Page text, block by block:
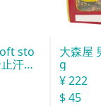
sto
汗石
大森屋
g
¥ 222
$ 45